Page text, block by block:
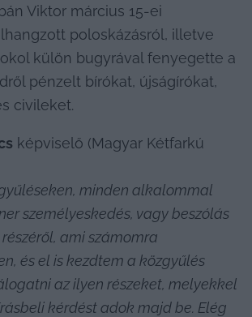
Viktor március 15-ei
poloskázásról, illetve
külön bugyrával fenyegette a
pénzelt bírókat, újságírókat,
civileket.
képviselő (Magyar Kétfarkú
minden alkalommal
személyeskedés, vagy beszólás
ami számomra
és el is kezdtem a közgyűlés
az ilyen részeket, melyekkel
kérdést adok majd be. Elég